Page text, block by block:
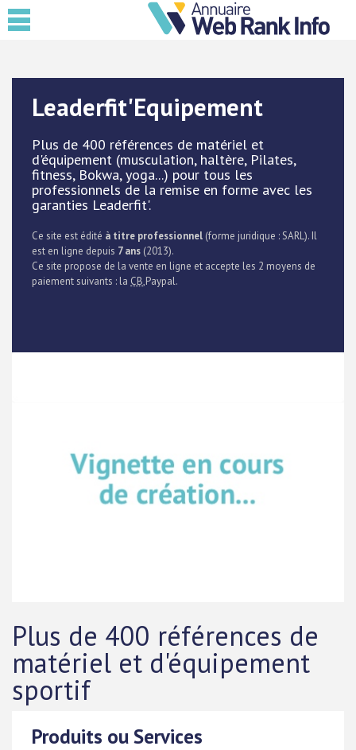
Leaderfit'Equipement
Plus de 400 références de matériel et
d'équipement (musculation, haltère, Pilates,
fitness, Bokwa, yoga...) pour tous les
professionnels de la remise en forme avec les
garanties Leaderfit'.
Ce site est édité à titre professionnel (forme juridique : SARL). Il
est en ligne depuis 7 ans (2013).
Ce site propose de la vente en ligne et accepte les 2 moyens de
paiement suivants : la CB,Paypal.
Plus de 400 références de
matériel et d'équipement
sportif
Produits ou Services